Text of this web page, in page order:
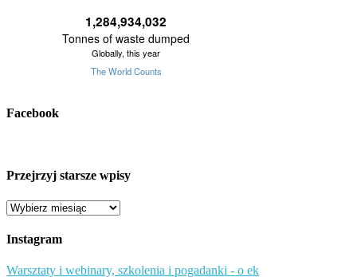
Facebook
Przejrzyj starsze wpisy
Przejrzyj
wpisy
Instagram
Warsztaty i webinary, szkolenia i pogadanki - o ek